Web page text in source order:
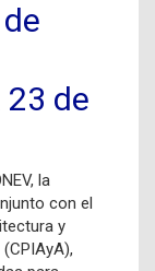
de
la
con el
y